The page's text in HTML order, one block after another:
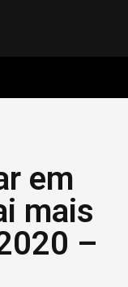
em
mais
–